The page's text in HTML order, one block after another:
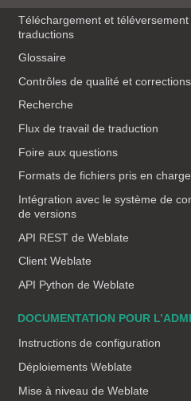
Téléchargement et téléversement
traductions
Glossaire
Contrôles de qualité et corrections
Recherche
Flux de travail de traduction
Foire aux questions
Formats de fichiers pris en charge
Intégration avec le système de
de versions
API REST de Weblate
Client Weblate
API Python de Weblate
DOCUMENTATION POUR
Instructions de configuration
Déploiements Weblate
Mise à niveau de Weblate